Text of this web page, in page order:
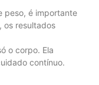
peso, é importante
os resultados
o corpo. Ela
contínuo.